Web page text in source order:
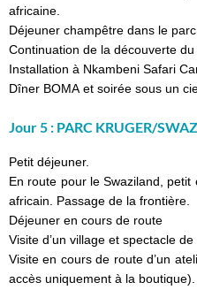
africaine.
Déjeuner champêtre dans le
Continuation de la découverte
Installation à Nkambeni Safari
Dîner BOMA et soirée sous un
Jour 5 : PARC KRUGER/
Petit déjeuner.
En route pour le Swaziland,
africain. Passage de la frontière.
Déjeuner en cours de route
Visite d’un village et spectacle
Visite en cours de route d’un
accès uniquement à la boutique).